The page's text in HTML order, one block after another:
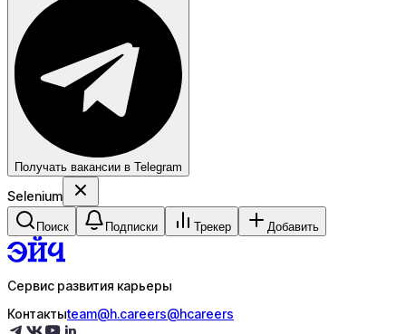
Получать вакансии в Telegram
Selenium
Поиск Подписки Трекер Добавить
Сервис развития карьеры
Контактыteam@h.careers@hcareers